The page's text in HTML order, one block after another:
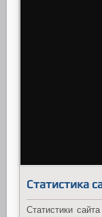
Статистика
Статистики